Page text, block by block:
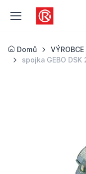
Domů VÝROBCE
spojka GEBO